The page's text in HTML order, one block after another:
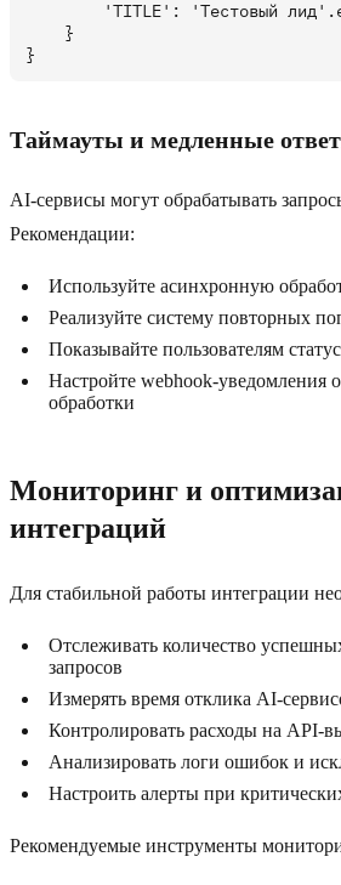
'TITLE': 'Тестовый
    }
Таймауты и медленные
AI-сервисы могут обрабатывать
Рекомендации:
Используйте асинхронную
Реализуйте систему повторных
Показывайте пользователям
Настройте webhook-уведомления
обработки
Мониторинг и
интеграций
Для стабильной работы интеграции
Отслеживать количество
запросов
Измерять время отклика AI-
Контролировать расходы на API-
Анализировать логи ошибок и
Настроить алерты при
Рекомендуемые инструменты